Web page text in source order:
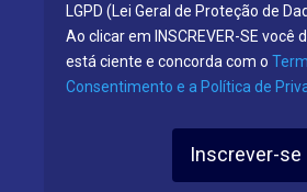
LGPD (Lei Geral de Proteção de
Ao clicar em INSCREVER-SE você
está ciente e concorda com o
Consentimento e a Política de
Inscrever-se